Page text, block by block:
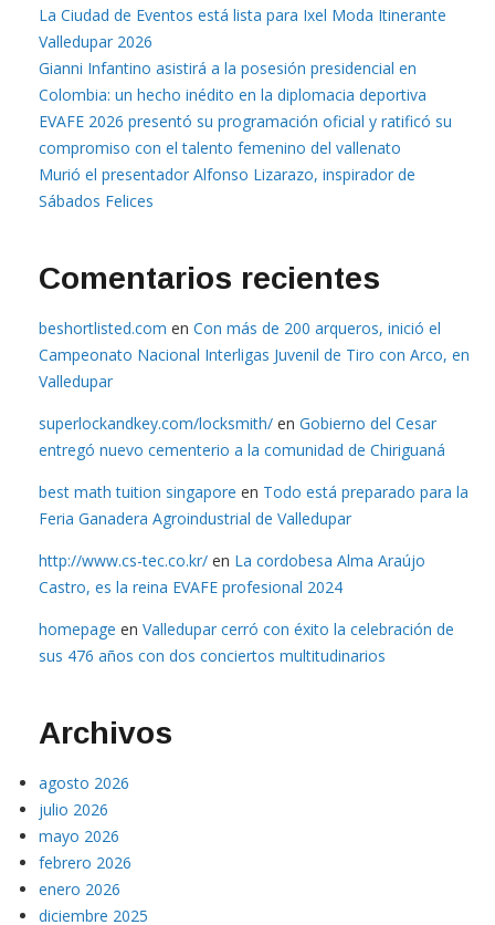
La Ciudad de Eventos está lista para Ixel Moda Itinerante
Valledupar 2026
Gianni Infantino asistirá a la posesión presidencial en
Colombia: un hecho inédito en la diplomacia deportiva
EVAFE 2026 presentó su programación oficial y ratificó su
compromiso con el talento femenino del vallenato
Murió el presentador Alfonso Lizarazo, inspirador de
Sábados Felices
Comentarios recientes
beshortlisted.com en Con más de 200 arqueros, inició el
Campeonato Nacional Interligas Juvenil de Tiro con Arco, en
Valledupar
superlockandkey.com/locksmith/ en Gobierno del Cesar
entregó nuevo cementerio a la comunidad de Chiriguaná
best math tuition singapore en Todo está preparado para la
Feria Ganadera Agroindustrial de Valledupar
http://www.cs-tec.co.kr/ en La cordobesa Alma Araújo
Castro, es la reina EVAFE profesional 2024
homepage en Valledupar cerró con éxito la celebración de
sus 476 años con dos conciertos multitudinarios
Archivos
agosto 2026
julio 2026
mayo 2026
febrero 2026
enero 2026
diciembre 2025